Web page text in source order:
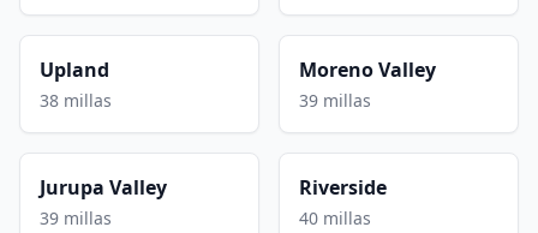
Upland
38 millas
Moreno Valley
39 millas
Jurupa Valley
39 millas
Riverside
40 millas